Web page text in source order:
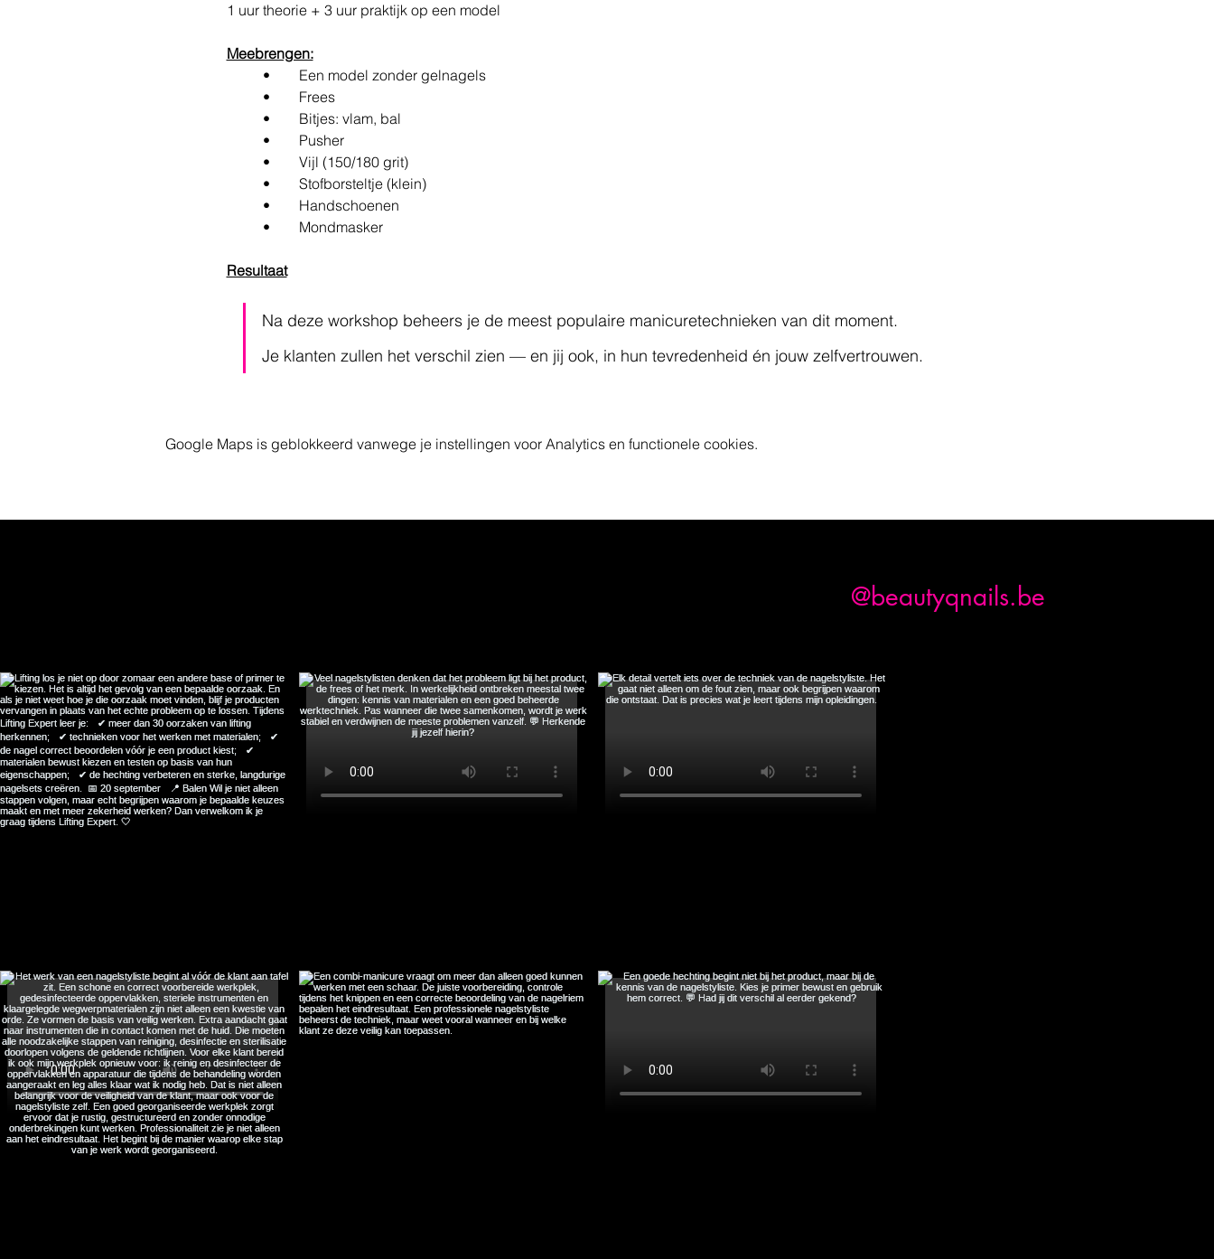
1 uur theorie + 3 uur praktijk op een model
Meebrengen:
•	Een model zonder gelnagels
	•	Frees
	•	Bitjes: vlam, bal
	•	Pusher
	•	Vijl (150/180 grit)
	•	Stofborsteltje (klein)
	•	Handschoenen
	•	Mondmasker
Resultaat
Na deze workshop beheers je de meest populaire manicuretechnieken van dit moment.
Je klanten zullen het verschil zien — en jij ook, in hun tevredenheid én jouw zelfvertrouwen.
Google Maps is geblokkeerd vanwege je instellingen voor Analytics en functionele cookies.
@beautyqnails.be